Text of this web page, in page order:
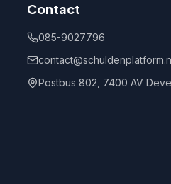
Contact
085-9027796
Postbus 802, 7400 AV